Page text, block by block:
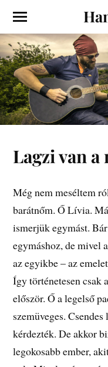
Lagzi van
Még nem meséltem
barátnőm. Ő Lívia.
ismerjük egymást.
egymáshoz, de mivel
az egyikbe – az
Így történetesen csak
először. Ő a legelső
szemüveges.
kérdezték. De akkor
legokosabb ember,